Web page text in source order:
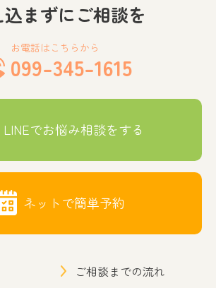
まずにご相談を
お電話はこちらから
099-345-1615
LINEでお悩み相談をする
ネットで簡単予約
ご相談までの流れ